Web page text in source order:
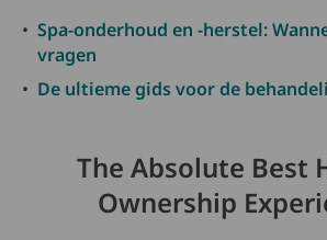
Spa-onderhoud en -herstel:
vragen
De ultieme gids voor de
The Absolute Best
Ownership